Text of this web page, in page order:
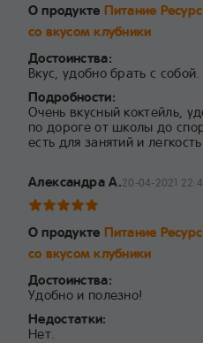
О продукте Питание
со вкусом клубники
Достоинства:
Вкус, удобно брать с собой.
Подробности:
Очень вкусный коктейль,
по дороге от школы до
есть для занятий и
Александра А.20-04-2021
О продукте Питание
со вкусом клубники
Достоинства:
Удобно и полезно!
Недостатки:
Нет.